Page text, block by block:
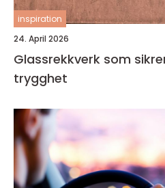
inspiration
24. April 2026
Glassrekkverk som
trygghet